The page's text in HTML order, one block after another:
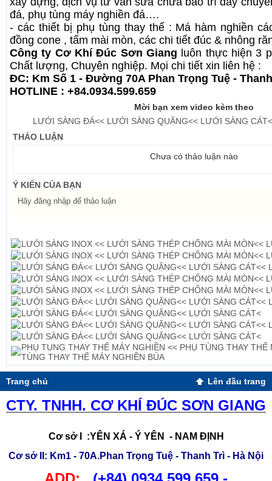
đá, phụ tùng máy nghiền đá….
- các thiết bị phụ tùng thay thế : Má hàm nghiền
đồng cone , tấm mài mòn, các chi tiết đúc & nhông
Công ty Cơ Khí Đúc Sơn Giang luôn thực hiện 3
Chất lượng, Chuyên nghiệp. Mọi chi tiết xin liên hệ :
ĐC: Km Số 1 - Đường 70A Phan Trọng Tuệ -
HOTLINE : +84.0934.599.659
Mời bạn xem video kèm theo
LƯỚI SÀNG ĐÁ<< LƯỚI SÀNG QUẶNG<< LƯỚI SÀNG
THẢO LUẬN
Chưa có thảo luận nào
Ý KIẾN CỦA BẠN
Hãy đăng nhập để thảo luận
LƯỚI SÀNG INOX << LƯỚI SÀNG THÉP CHỐNG MÀI MÒN<<
LƯỚI SÀNG INOX << LƯỚI SÀNG THÉP CHỐNG MÀI MÒN<<
LƯỚI SÀNG ĐÁ<< LƯỚI SÀNG QUẶNG<< LƯỚI SÀNG CÁT<<
LƯỚI SÀNG INOX << LƯỚI SÀNG THÉP CHỐNG MÀI MÒN<<
LƯỚI SÀNG INOX << LƯỚI SÀNG THÉP CHỐNG MÀI MÒN<<
LƯỚI SÀNG ĐÁ<< LƯỚI SÀNG QUẶNG<< LƯỚI SÀNG CÁT<<
LƯỚI SÀNG ĐÁ<< LƯỚI SÀNG QUẶNG<< LƯỚI SÀNG CÁT<
LƯỚI SÀNG ĐÁ<< LƯỚI SÀNG QUẶNG<< LƯỚI SÀNG CÁT<<
LƯỚI SÀNG ĐÁ<< LƯỚI SÀNG QUẶNG<< LƯỚI SÀNG CÁT<
PHỤ TUNG THAY THẾ MÁY NGHIỀN << PHỤ TÙNG THAY THẾ
TÙNG THAY THẾ MÁY NGHIỀN BÚA
Trang chủ Lên đầu trang
CTY. TNHH. CƠ KHÍ ĐÚC SƠN GIANG
Cơ sở I :YÊN XÁ - Ý YÊN - NAM ĐỊNH
Cơ sở II : Km1 - 70A.Phan Trọng Tuệ - Thanh Trì - Hà Nội